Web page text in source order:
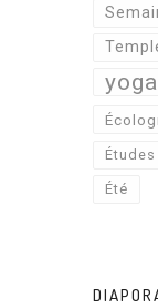
yoga
Été